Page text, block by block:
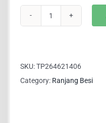
NEW
AKASIA
SKU:TP264621406
Category: Ranjang Besi